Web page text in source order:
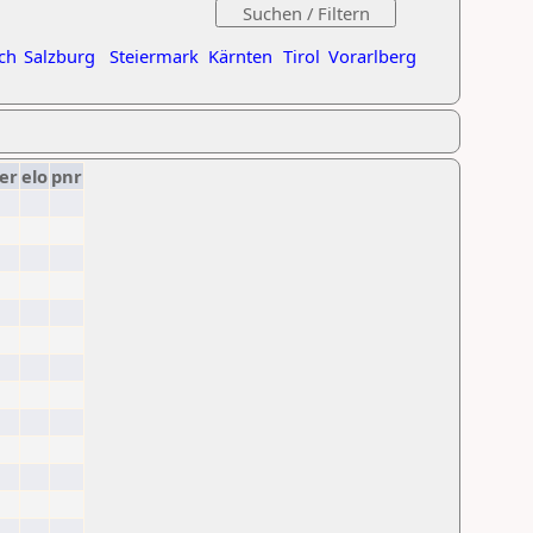
Salzburg Steiermark Kärnten Tirol Vorarlberg
elo pnr